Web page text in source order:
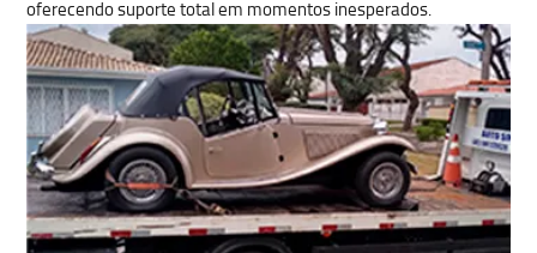
oferecendo suporte total em momentos inesperados.